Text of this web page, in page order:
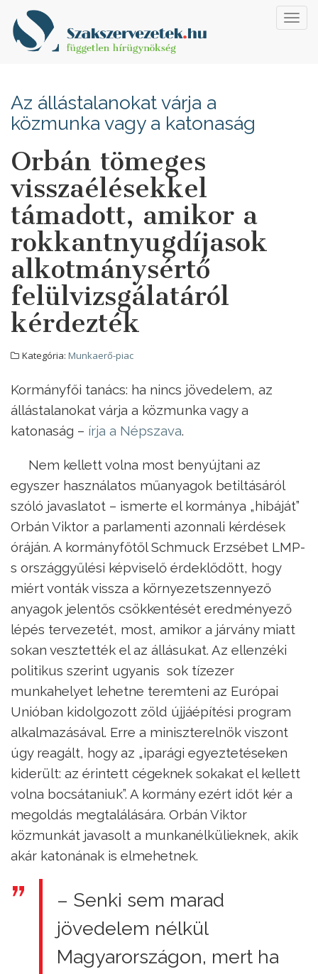
Az állástalanokat várja a
közmunka vagy a katonaság
Orbán tömeges
visszaélésekkel
támadott, amikor a
rokkantnyugdíjasok
alkotmánysértő
felülvizsgálatáról
kérdezték
Kategória: Munkaerő-piac
Kormányfői tanács: ha nincs jövedelem, az
állástalanokat várja a közmunka vagy a
katonaság – írja a Népszava.
Nem kellett volna most benyújtani az
egyszer használatos műanyagok betiltásáról
szóló javaslatot – ismerte el kormánya „hibáját”
Orbán Viktor a parlamenti azonnali kérdések
óráján. A kormányfőtől Schmuck Erzsébet LMP-
s országgyűlési képviselő érdeklődött, hogy
miért vonták vissza a környezetszennyező
anyagok jelentős csökkentését eredményező
lépés tervezetét, most, amikor a járvány miatt
sokan vesztették el az állásukat. Az ellenzéki
politikus szerint ugyanis sok tízezer
munkahelyet lehetne teremteni az Európai
Unióban kidolgozott zöld újjáépítési program
alkalmazásával. Erre a miniszterelnök viszont
úgy reagált, hogy az „iparági egyeztetéseken
kiderült: az érintett cégeknek sokakat el kellett
volna bocsátaniuk”. A kormány ezért időt kér a
megoldás megtalálására. Orbán Viktor
közmunkát javasolt a munkanélkülieknek, akik
akár katonának is elmehetnek.
– Senki sem marad
jövedelem nélkül
Magyarországon, mert ha